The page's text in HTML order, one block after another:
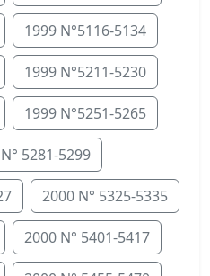
1999 N°5116-5134
1999 N°5211-5230
1999 N°5251-5265
5281-5299
2000 N° 5325-5335
2000 N° 5401-5417